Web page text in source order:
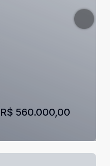
R$ 560.000,00